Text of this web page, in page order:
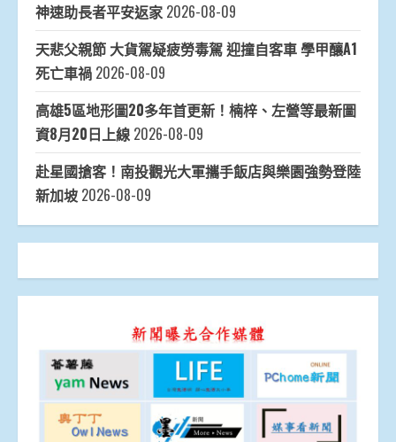
神速助長者平安返家 2026-08-09
天悲父親節 大貨駕疑疲勞毒駕 迎撞自客車 學甲釀A1
死亡車禍 2026-08-09
高雄5區地形圖20多年首更新！楠梓、左營等最新圖
資8月20日上線 2026-08-09
赴星國搶客！南投觀光大軍攜手飯店與樂園強勢登陸
新加坡 2026-08-09